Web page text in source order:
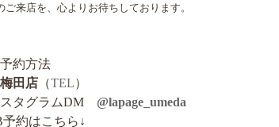
ご来店を、心よりお待ちしております。
約方法
田店 （TEL）
タグラムDM @lapage_umeda
予約はこちら↓